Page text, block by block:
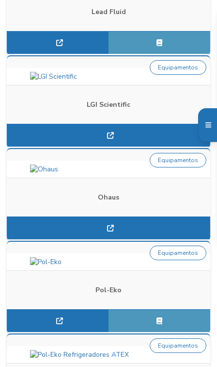
Lead Fluid
LGI Scientific
Equipamentos
Ohaus
Equipamentos
Pol-Eko
Equipamentos
Equipamentos